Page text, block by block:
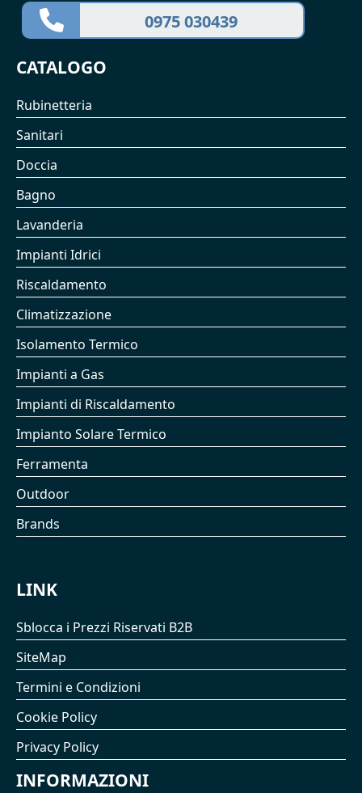
0975 030439
CATALOGO
Rubinetteria
Sanitari
Doccia
Bagno
Lavanderia
Impianti Idrici
Riscaldamento
Climatizzazione
Isolamento Termico
Impianti a Gas
Impianti di Riscaldamento
Impianto Solare Termico
Ferramenta
Outdoor
Brands
LINK
Sblocca i Prezzi Riservati B2B
SiteMap
Termini e Condizioni
Cookie Policy
Privacy Policy
INFORMAZIONI